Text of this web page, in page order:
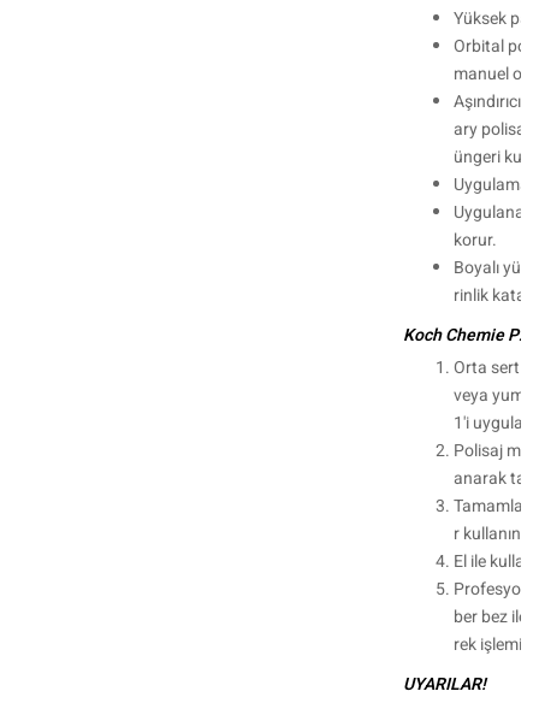
Yüksek
Orbital
manuel
ary polisaj
üngeri
Uygulanan
korur.
Boyalı
rinlik katar.
Koch Chemie
Orta
veya
1'i
Polisaj
anarak
r kullanın.
El ile
ber bez ile
rek işlemi
UYARILAR!